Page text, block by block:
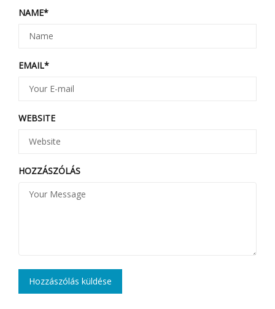
NAME*
EMAIL*
WEBSITE
HOZZÁSZÓLÁS